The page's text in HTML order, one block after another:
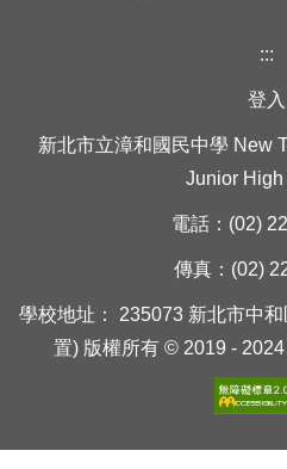
:::
登入
新北市立漳和國民中學 New
Junior High
電話：(02)
傳真：(02)
學校地址： 235073 新北市中
置) 版權所有 © 2019 -